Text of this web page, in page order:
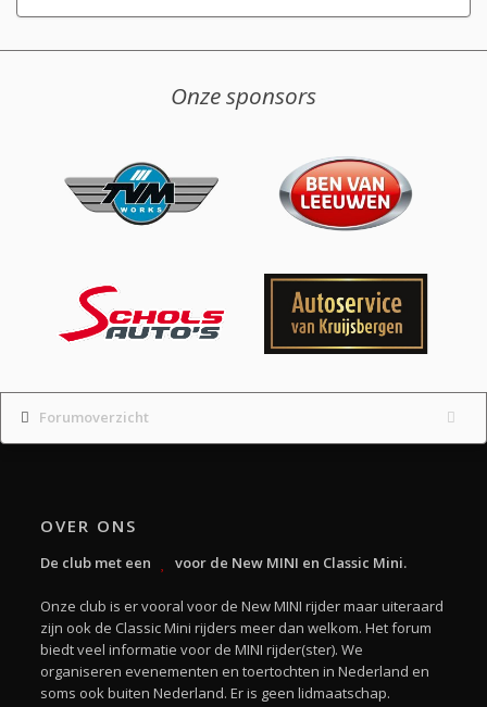
Onze sponsors
Forumoverzicht
OVER ONS
De club met een voor de New MINI en Classic Mini.
Onze club is er vooral voor de New MINI rijder maar uiteraard
zijn ook de Classic Mini rijders meer dan welkom. Het forum
biedt veel informatie voor de MINI rijder(ster). We
organiseren evenementen en toertochten in Nederland en
soms ook buiten Nederland. Er is geen lidmaatschap.